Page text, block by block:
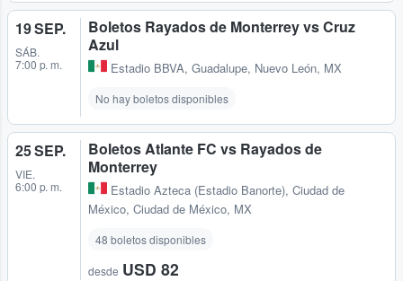
19 SEP.
SÁB.
7:00 p. m.
Boletos Rayados de Monterrey vs Cruz
Azul
Estadio BBVA, Guadalupe, Nuevo León, MX
No hay boletos disponibles
25 SEP.
VIE.
6:00 p. m.
Boletos Atlante FC vs Rayados de
Monterrey
Estadio Azteca (Estadio Banorte), Ciudad de
México, Ciudad de México, MX
48 boletos disponibles
desde USD 82